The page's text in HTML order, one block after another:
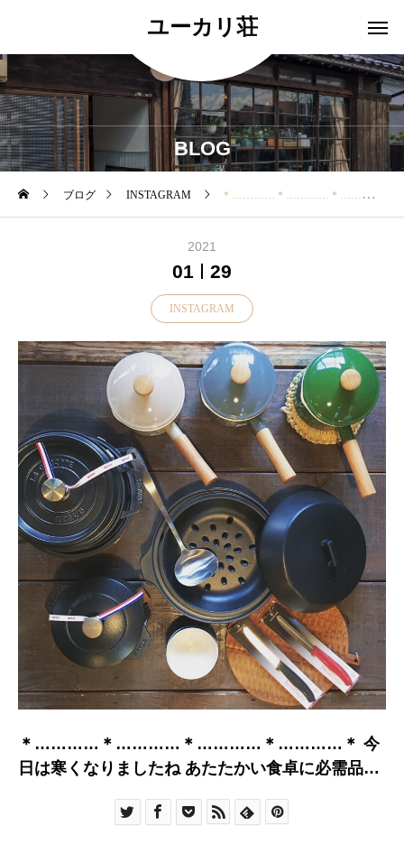
ユーカリ荘
BLOG
ブログ INSTAGRAM ＊…………＊…………＊…………＊…………＊ 今日は寒くなりましたね あたたかい食卓に必需品な キッチンア
2021
01 29
INSTAGRAM
＊…………＊…………＊…………＊…………＊ 今
日は寒くなりましたね あたたかい食卓に必需品な